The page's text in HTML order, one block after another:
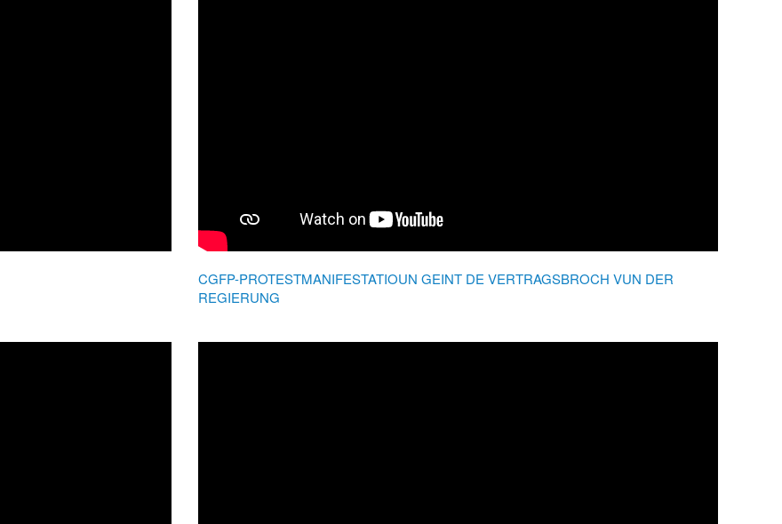
CGFP-PROTESTMANIFESTATIOUN GEINT DE VERTRAGSBROCH VUN DER
REGIERUNG